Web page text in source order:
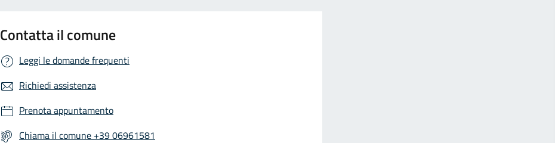
Contatta il comune
Leggi le domande frequenti
Richiedi assistenza
Prenota appuntamento
Chiama il comune +39 06961581